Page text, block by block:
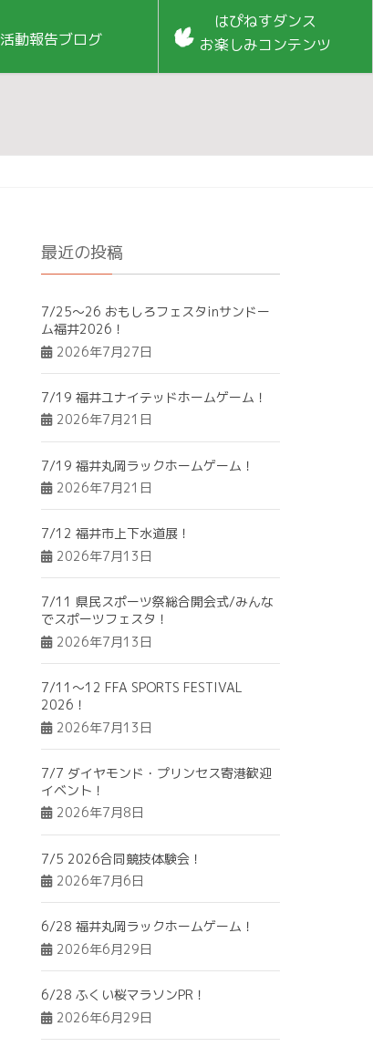
活動報告ブログ
はぴねすダンス
お楽しみコンテンツ
最近の投稿
7/25～26 おもしろフェスタinサンドー
ム福井2026！
2026年7月27日
7/19 福井ユナイテッドホームゲーム！
2026年7月21日
7/19 福井丸岡ラックホームゲーム！
2026年7月21日
7/12 福井市上下水道展！
2026年7月13日
7/11 県民スポーツ祭総合開会式/みんな
でスポーツフェスタ！
2026年7月13日
7/11～12 FFA SPORTS FESTIVAL
2026！
2026年7月13日
7/7 ダイヤモンド・プリンセス寄港歓迎
イベント！
2026年7月8日
7/5 2026合同競技体験会！
2026年7月6日
6/28 福井丸岡ラックホームゲーム！
2026年6月29日
6/28 ふくい桜マラソンPR！
2026年6月29日